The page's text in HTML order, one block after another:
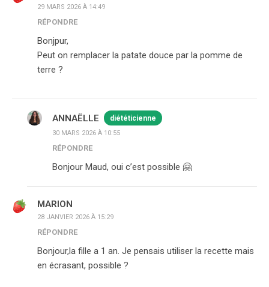
29 MARS 2026 À 14:49
RÉPONDRE
Bonjpur,
Peut on remplacer la patate douce par la pomme de
terre ?
ANNAËLLE diététicienne
30 MARS 2026 À 10:55
RÉPONDRE
Bonjour Maud, oui c’est possible 🤗
MARION
28 JANVIER 2026 À 15:29
RÉPONDRE
Bonjour,la fille a 1 an. Je pensais utiliser la recette mais
en écrasant, possible ?